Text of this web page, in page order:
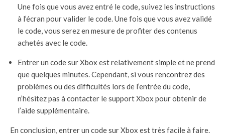
Une fois que vous avez entré le code, suivez les instructions
à l’écran pour valider le code. Une fois que vous avez validé
le code, vous serez en mesure de profiter des contenus
achetés avec le code.
Entrer un code sur Xbox est relativement simple et ne prend
que quelques minutes. Cependant, si vous rencontrez des
problèmes ou des difficultés lors de l’entrée du code,
n’hésitez pas à contacter le support Xbox pour obtenir de
l’aide supplémentaire.
En conclusion, entrer un code sur Xbox est très facile à faire.